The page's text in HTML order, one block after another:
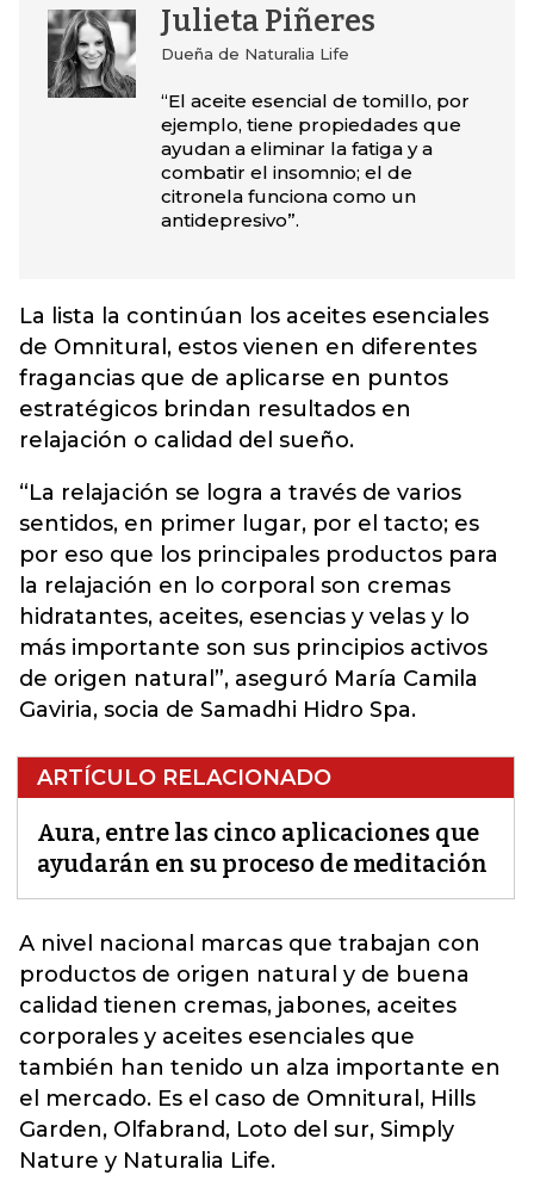
Julieta Piñeres
Dueña de Naturalia Life
“El aceite esencial de tomillo, por
ejemplo, tiene propiedades que
ayudan a eliminar la fatiga y a
combatir el insomnio; el de
citronela funciona como un
antidepresivo”.
La lista la continúan los aceites esenciales
de Omnitural, estos vienen en diferentes
fragancias que de aplicarse en puntos
estratégicos brindan resultados en
relajación o calidad del sueño.
“La relajación se logra a través de varios
sentidos, en primer lugar, por el tacto; es
por eso que los principales productos para
la relajación en lo corporal son cremas
hidratantes, aceites, esencias y velas y lo
más importante son sus principios activos
de origen natural”, aseguró María Camila
Gaviria, socia de Samadhi Hidro Spa.
ARTÍCULO RELACIONADO
Aura, entre las cinco aplicaciones que
ayudarán en su proceso de meditación
A nivel nacional marcas que trabajan con
productos de origen natural y de buena
calidad tienen cremas, jabones, aceites
corporales y aceites esenciales que
también han tenido un alza importante en
el mercado. Es el caso de Omnitural, Hills
Garden, Olfabrand, Loto del sur, Simply
Nature y Naturalia Life.